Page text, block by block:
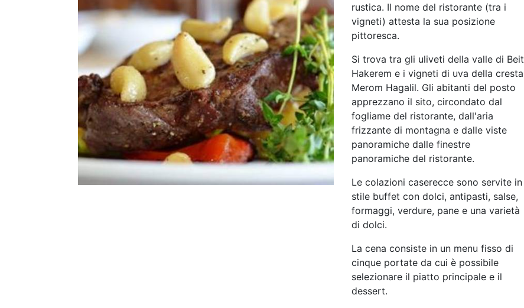
rustica. Il nome del ristorante (tra i
vigneti) attesta la sua posizione
pittoresca.
Si trova tra gli uliveti della valle di Beit
Hakerem e i vigneti di uva della cresta
Merom Hagalil. Gli abitanti del posto
apprezzano il sito, circondato dal
fogliame del ristorante, dall'aria
frizzante di montagna e dalle viste
panoramiche dalle finestre
panoramiche del ristorante.
Le colazioni caserecce sono servite in
stile buffet con dolci, antipasti, salse,
formaggi, verdure, pane e una varietà
di dolci.
La cena consiste in un menu fisso di
cinque portate da cui è possibile
selezionare il piatto principale e il
dessert.